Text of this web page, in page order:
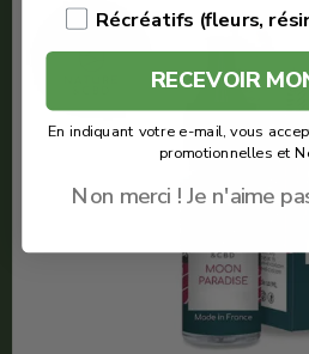
Récréatifs (fleurs,
RECEVOIR
En indiquant votre e-mail, vous
promotionnelles et
Non merci ! Je n'aime